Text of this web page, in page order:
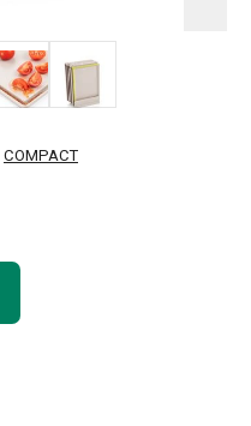
COMPACT